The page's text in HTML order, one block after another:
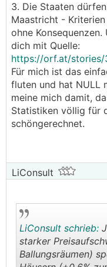
sich bei
Preis zu hoch ist,
Marktgefüge)
Meine Argumente
diesbezüglich
ist für mich nicht
Immobilienmakler
"verkaufen", wenn
preislich
beiden Jahren
erhöhen sich
ich gepostet).
Dienstleistung nur
geeignete
Immobilienkauf
ich dann an
wenn diese zu
3. Die Staaten
Maastricht -
ohne
dich mit Quelle:
https://orf.at/stories/
Für mich ist das
fluten und hat NULL
meine mich damit,
Statistiken völlig für
schöngerechnet.
LiConsult
LiConsult schrieb:
starker
Ballungsräumen)